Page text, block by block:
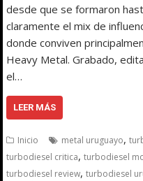
desde que se formaron
claramente el mix de
donde conviven
Heavy Metal. Grabado,
el…
LEER MÁS
Inicio metal uruguayo,
turbodiesel critica,turbodiesel
turbodiesel review,turbodiesel